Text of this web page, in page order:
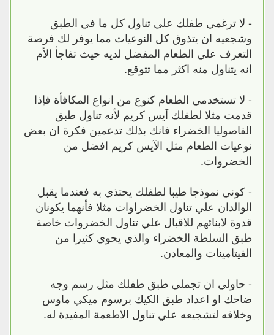
- لا ترغمي طفلك علي تناول كل ما في الطبق
وشجعيه ان يتذوق كل النوعيات مما يوفر لك فرصة
التعرف علي الطعام المفضل لديه حيث تفاجأ الأم
انه يتناول منه اكثر مما تتوقع.
- لا تستخدمي الطعام كنوع من انواع المكافأة فإذا
قدمت مثلا لطفلك آيس كريم لأنه تناول طبق
الفاصوليا الخضراء فانك بذلك تدعمين فكرة ان بعض
نوعيات الطعام مثل الآيس كريم افضل من
الخضروات.
- كوني نموذجا طيبا لطفلك يحتذي به فعندما يقبل
الوالدان علي تناول الخضراوات مثلا فأنهما يكونان
قدوة لابنائهم للاقبال علي تناول الخضروات خاصة
طبق السلطة الخضراء والذي يحوي كثيرا من
الفيتامينات والمعادن.
- حاولي ان تجملي طبق طفلك مثل رسم وجه
ضاحك او اعداد طبق الكيك برسوم ميكي ماوس
وخلافه لتشجيعه علي تناول الاطعمة المفيدة له.